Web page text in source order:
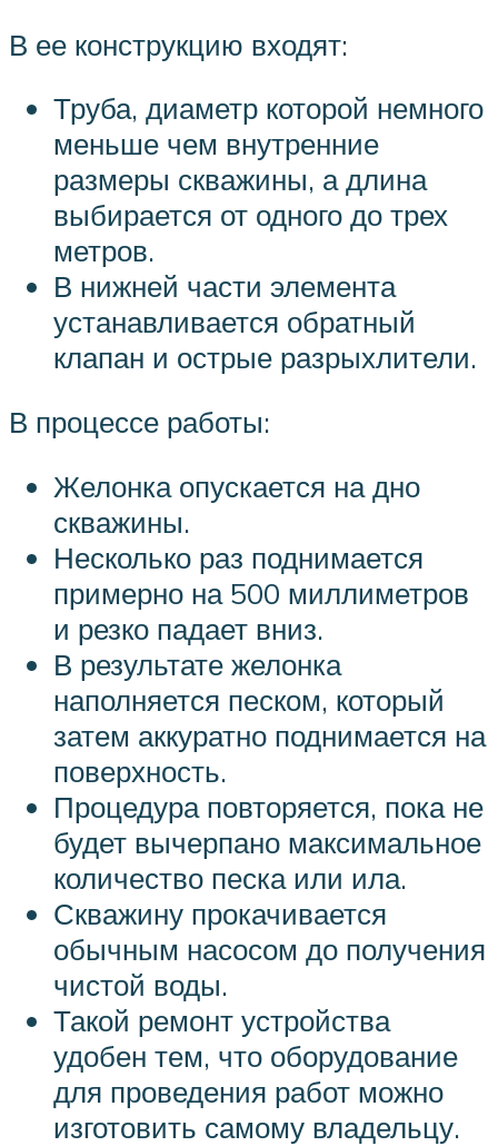
В ее конструкцию входят:
Труба, диаметр которой немного
меньше чем внутренние
размеры скважины, а длина
выбирается от одного до трех
метров.
В нижней части элемента
устанавливается обратный
клапан и острые разрыхлители.
В процессе работы:
Желонка опускается на дно
скважины.
Несколько раз поднимается
примерно на 500 миллиметров
и резко падает вниз.
В результате желонка
наполняется песком, который
затем аккуратно поднимается на
поверхность.
Процедура повторяется, пока не
будет вычерпано максимальное
количество песка или ила.
Скважину прокачивается
обычным насосом до получения
чистой воды.
Такой ремонт устройства
удобен тем, что оборудование
для проведения работ можно
изготовить самому владельцу.